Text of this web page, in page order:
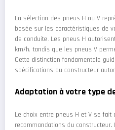
La sélection des pneus H ou V
basée sur les caractéristiques de
de conduite. Les pneus H
km/h, tandis que les pneus V
Cette distinction fondamentale
spécifications du constructeur
Adaptation à votre type
Le choix entre pneus H et V se fait
recommandations du